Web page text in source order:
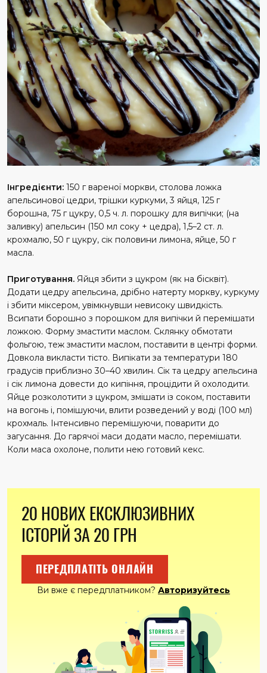
Інгредієнти: 150 г вареної моркви, столова ложка
апельсинової цедри, трішки куркуми, 3 яйця, 125 г
борошна, 75 г цукру, 0,5 ч. л. порошку для випічки; (на
заливку) апельсин (150 мл соку + цедра), 1,5–2 ст. л.
крохмалю, 50 г цукру, сік половини лимона, яйце, 50 г
масла.
Приготування. Яйця збити з цукром (як на бісквіт).
Додати цедру апельсина, дрібно натерту моркву, куркуму
і збити міксером, увімкнувши невисоку швидкість.
Всипати борошно з порошком для випічки й перемішати
ложкою. Форму змастити маслом. Склянку обмотати
фольгою, теж змастити маслом, поставити в центрі форми.
Довкола викласти тісто. Випікати за температури 180
градусів приблизно 30–40 хвилин. Сік та цедру апельсина
і сік лимона довести до кипіння, процідити й охолодити.
Яйце розколотити з цукром, змішати із соком, поставити
на вогонь і, помішуючи, влити розведений у воді (100 мл)
крохмаль. Інтенсивно перемішуючи, поварити до
загусання. До гарячої маси додати масло, перемішати.
Коли маса охолоне, полити нею готовий кекс.
20 НОВИХ ЕКСКЛЮЗИВНИХ
ІСТОРІЙ ЗА 20 ГРН
ПЕРЕДПЛАТІТЬ ОНЛАЙН
Ви вже є передплатником? Авторизуйтесь